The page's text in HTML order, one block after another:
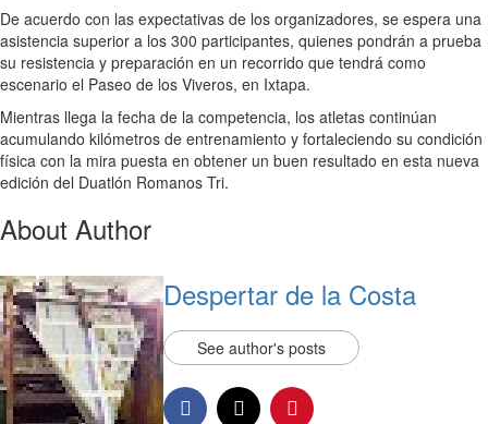
De acuerdo con las expectativas de los organizadores, se espera una
asistencia superior a los 300 participantes, quienes pondrán a prueba
su resistencia y preparación en un recorrido que tendrá como
escenario el Paseo de los Viveros, en Ixtapa.
Mientras llega la fecha de la competencia, los atletas continúan
acumulando kilómetros de entrenamiento y fortaleciendo su condición
física con la mira puesta en obtener un buen resultado en esta nueva
edición del Duatlón Romanos Tri.
About Author
Despertar de la Costa
See author's posts